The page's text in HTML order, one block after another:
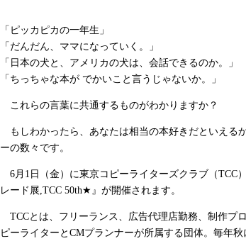
「ピッカピカの一年生」
「だんだん、ママになっていく。」
「日本の犬と、アメリカの犬は、会話できるのか。」
「ちっちゃな本が でかいこと言うじゃないか。」
これらの言葉に共通するものがわかりますか？
もしわかったら、あなたは相当の本好きだといえる
ーの数々です。
6月1日（金）に東京コピーライターズクラブ（TCC
レード展,TCC 50th★』が開催されます。
TCCとは、フリーランス、広告代理店勤務、制作プ
ピーライターとCMプランナーが所属する団体。毎年